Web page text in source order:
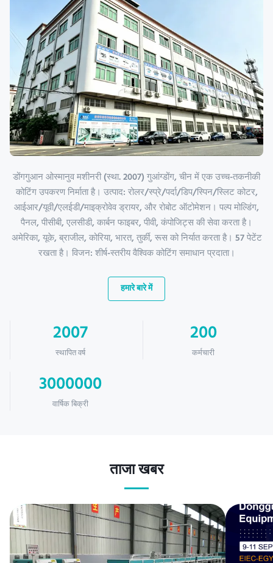
डोंगगुआन ओस्मानुव मशीनरी (स्था. 2007) गुआंग्डोंग, चीन में एक उच्च-तकनीकी
कोटिंग उपकरण निर्माता है। उत्पाद: रोलर/स्प्रे/पर्दा/डिप/स्पिन/स्लिट कोटर,
आईआर/यूवी/एलईडी/माइक्रोवेव ड्रायर, और रोबोट ऑटोमेशन। पल्प मोल्डिंग,
पैनल, पीसीबी, एलसीडी, कार्बन फाइबर, पीवी, कंपोजिट्स की सेवा करता है।
अमेरिका, यूके, ब्राजील, कोरिया, भारत, तुर्की, रूस को निर्यात करता है। 57 पेटेंट
रखता है। विजन: शीर्ष-स्तरीय वैश्विक कोटिंग समाधान प्रदाता।
हमारे बारे में
2007
स्थापित वर्ष
200
कर्मचारी
3000000
वार्षिक बिक्री
ताजा खबर